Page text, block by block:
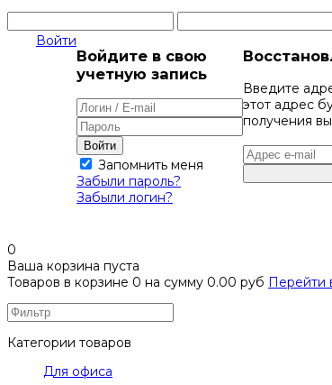
Войти
Войдите в свою
учетную запись
Войти
Запомнить меня
Забыли пароль?
Забыли логин?
Введите
этот адрес
получения
0
Ваша корзина пуста
Товаров в корзине 0 на сумму 0.00 руб Перейти
Категории товаров
Для офиса